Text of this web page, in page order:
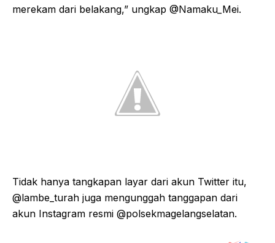
merekam dari belakang,” ungkap @Namaku_Mei.
Tidak hanya tangkapan layar dari akun Twitter itu,
@lambe_turah juga mengunggah tanggapan dari
akun Instagram resmi @polsekmagelangselatan.